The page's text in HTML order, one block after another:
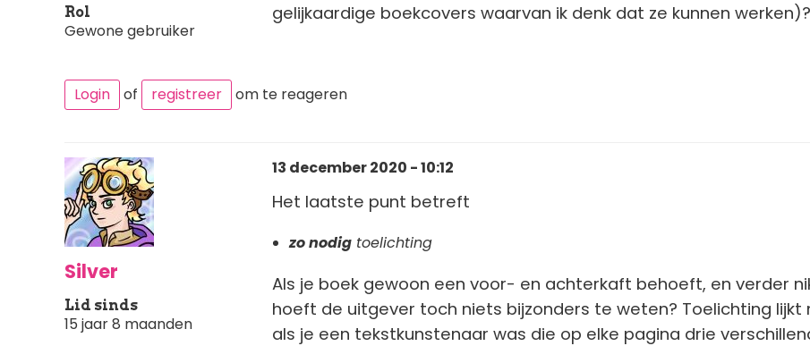
Rol
Gewone gebruiker
gelijkaardige boekcovers waarvan ik denk dat ze kunnen werken)?
Login of registreer om te reageren
Silver
Lid sinds
15 jaar 8 maanden
13 december 2020 - 10:12
Het laatste punt betreft
zo nodig toelichting
Als je boek gewoon een voor- en achterkaft behoeft, en verder
hoeft de uitgever toch niets bijzonders te weten? Toelichting lijkt
als je een tekstkunstenaar was die op elke pagina drie